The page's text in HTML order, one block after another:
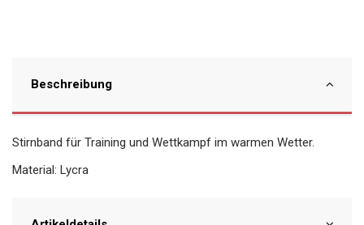
Beschreibung
Stirnband für Training und Wettkampf im warmen Wetter.
Material: Lycra